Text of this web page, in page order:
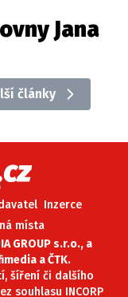
Jana
články
Inzerce
místa
GROUP s.r.o., a
a ČTK.
šíření či dalšího
souhlasu INCORP